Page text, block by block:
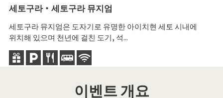
세토구라・세토구라 뮤지엄
세토구라 뮤지엄은 도자기로 유명한 아이치현 세토 시내에
위치해 있으며 천년에 걸친 도기, 석...
이벤트 개요